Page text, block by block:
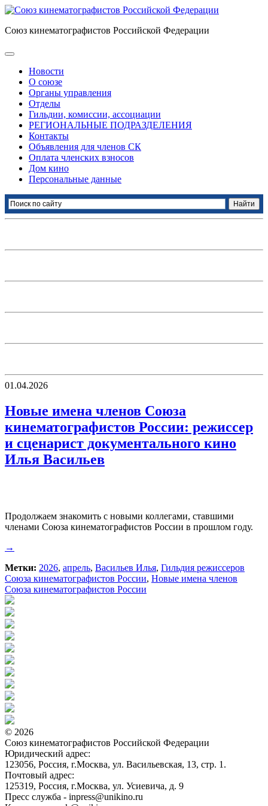
Союз кинематографистов Российской Федерации
Новости
О союзе
Органы управления
Отделы
Гильдии, комиссии, ассоциации
РЕГИОНАЛЬНЫЕ ПОДРАЗДЕЛЕНИЯ
Контакты
Объявления для членов СК
Оплата членских взносов
Дом кино
Персональные данные
01.04.2026
Новые имена членов Союза
кинематографистов России: режиссер
и сценарист документального кино
Илья Васильев
Продолжаем знакомить с новыми коллегами, ставшими
членами Союза кинематографистов России в прошлом году.
→
Метки: 2026, апрель, Васильев Илья, Гильдия режиссеров
Союза кинематографистов России, Новые имена членов
Союза кинематографистов России
© 2026
Союз кинематографистов Российской Федерации
Юридический адрес:
123056, Россия, г.Москва, ул. Васильевская, 13, стр. 1.
Почтовый адрес:
125319, Россия, г.Москва, ул. Усиевича, д. 9
Пресс служба - inpress@unikino.ru